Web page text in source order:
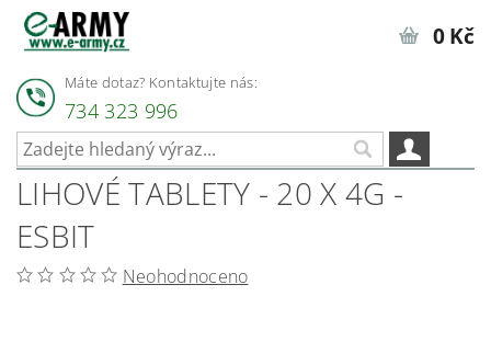
Máte dotaz? Kontaktujte nás:
734 323 996
0 Kč
LIHOVÉ TABLETY - 20 X 4G -
ESBIT
Neohodnoceno